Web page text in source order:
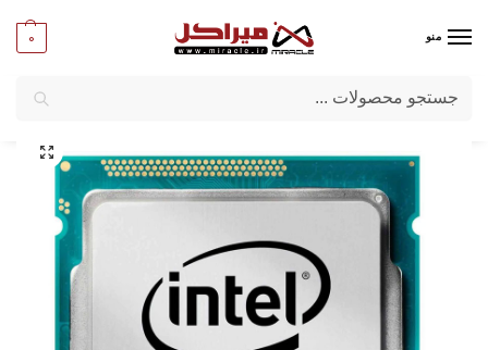
منو 0
میراکل/کامپیوتر/قطعات اصلی